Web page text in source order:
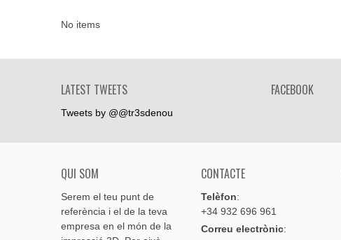
No items
LATEST TWEETS
Tweets by @@tr3sdenou
FACEBOOK
QUI SOM
Serem el teu punt de
referència i el de la teva
empresa en el món de la
CONTACTE
Telèfon:
+34 932 696 961
Correu electrònic: